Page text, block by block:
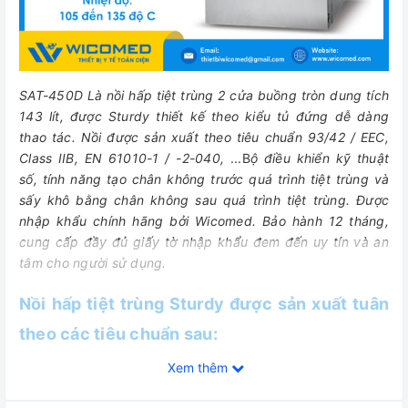
SAT-450D Là nồi hấp tiệt trùng 2 cửa buồng tròn dung tích
143 lít, được Sturdy thiết kế theo kiểu tủ đứng dễ dàng
thao tác. Nồi được sản xuất theo tiêu chuẩn 93/42 / EEC,
Class IIB, EN 61010-1 / -2-040, ...Bộ điều khiển kỹ thuật
số, tính năng tạo chân không trước quá trình tiệt trùng và
sấy khô bằng chân không sau quá trình tiệt trùng. Được
nhập khẩu chính hãng bởi Wicomed. Bảo hành 12 tháng,
cung cấp đầy đủ giấy tờ nhập khẩu đem đến uy tín và an
tâm cho người sử dụng.
Nồi hấp tiệt trùng Sturdy được sản xuất tuân
theo các tiêu chuẩn sau:
Xem thêm